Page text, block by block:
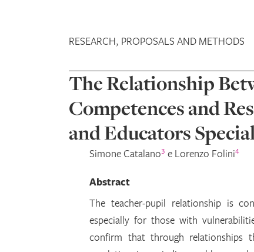
RESEARCH, PROPOSALS AND METHODS
The Relationship
Competences and
and Educators
SimoneCatalano3 e Lorenzo Folini4
Abstract
The teacher-pupil relationship is
especially for those with
confirm that through relationships